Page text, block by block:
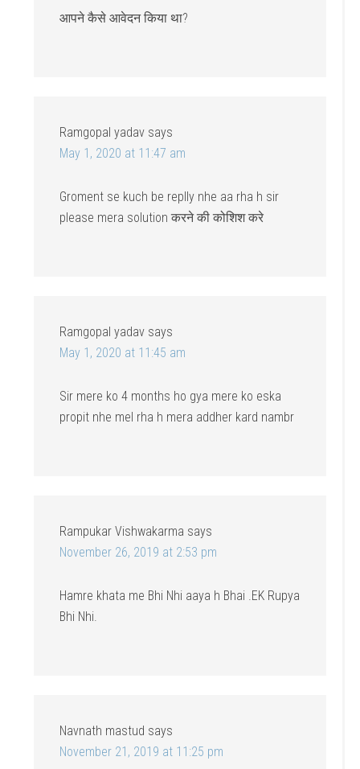
आपने कैसे आवेदन किया था?
Ramgopal yadav says
May 1, 2020 at 11:47 am
Groment se kuch be replly nhe aa rha h sir
please mera solution करने की कोशिश करे
Ramgopal yadav says
May 1, 2020 at 11:45 am
Sir mere ko 4 months ho gya mere ko eska
propit nhe mel rha h mera addher kard nambr
Rampukar Vishwakarma says
November 26, 2019 at 2:53 pm
Hamre khata me Bhi Nhi aaya h Bhai .EK Rupya
Bhi Nhi.
Navnath mastud says
November 21, 2019 at 11:25 pm